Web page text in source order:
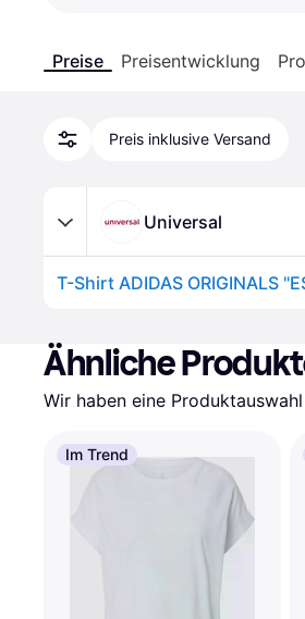
Preise Preisentwicklung
Preis inklusive Versand
Universal
Ähnliche
Wir haben eine
Im Trend